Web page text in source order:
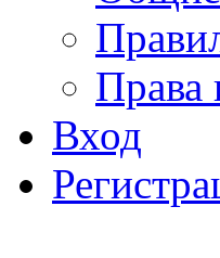
Права
Вход